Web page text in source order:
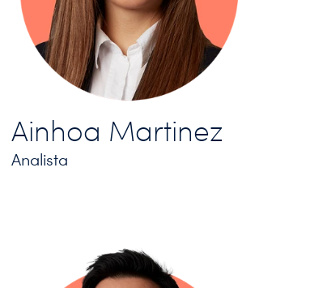
Ainhoa Martinez
Analista